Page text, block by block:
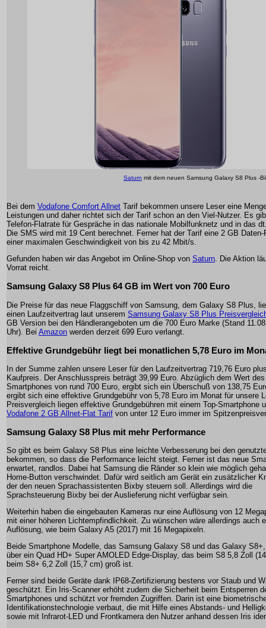
Saturn mit dem neuen Samsung Galaxy S8 Plus -
Bei dem Vodafone Comfort Allnet Tarif bekommen unsere Leser eine
Leistungen und daher richtet sich der Tarif schon an den Viel-Nutzer. Es
Telefon-Flatrate für Gespräche in das nationale Mobilfunknetz und in das
Die SMS wird mit 19 Cent berechnet. Ferner hat der Tarif eine 2 GB
einer maximalen Geschwindigkeit von bis zu 42 Mbit/s.
Gefunden haben wir das Angebot im Online-Shop von Saturn. Die Aktion
Vorrat reicht.
Samsung Galaxy S8 Plus 64 GB im Wert von 700 Euro
Die Preise für das neue Flaggschiff von Samsung, dem Galaxy S8 Plus,
einen Laufzeitvertrag laut unserem Samsung Galaxy S8 Plus
GB Version bei den Händlerangeboten um die 700 Euro Marke (Stand
Uhr). Bei Amazon werden derzeit 699 Euro verlangt.
Effektive Grundgebühr liegt bei monatlichen 5,78 Euro im
In der Summe zahlen unsere Leser für den Laufzeitvertrag 719,76 Euro
Kaufpreis. Der Anschlusspreis beträgt 39,99 Euro. Abzüglich dem Wert des
Smartphones von rund 700 Euro, ergibt sich ein Überschuß von 138,75
ergibt sich eine effektive Grundgebühr von 5,78 Euro im Monat für unsere
Preisvergleich liegen effektive Grundgebühren mit einem Top-Smartphone
Vodafone 2 GB Allnet-Flat Tarif von unter 12 Euro immer im
Samsung Galaxy S8 Plus mit mehr Performance
So gibt es beim Galaxy S8 Plus eine leichte Verbesserung bei den
bekommen, so dass die Performance leicht steigt. Ferner ist das neue
erwartet, randlos. Dabei hat Samsung die Ränder so klein wie möglich
Home-Button verschwindet. Dafür wird seitlich am Gerät ein zusätzlicher
der den neuen Sprachassistenten Bixby steuern soll. Allerdings wird die
Sprachsteuerung Bixby bei der Auslieferung nicht verfügbar sein.
Weiterhin haben die eingebauten Kameras nur eine Auflösung von 12
mit einer höheren Lichtempfindlichkeit. Zu wünschen wäre allerdings auch
Auflösung, wie beim Galaxy A5 (2017) mit 16 Megapixeln.
Beide Smartphone Modelle, das Samsung Galaxy S8 und das Galaxy
über ein Quad HD+ Super AMOLED Edge-Display, das beim S8 5,8 Zoll
beim S8+ 6,2 Zoll (15,7 cm) groß ist.
Ferner sind beide Geräte dank IP68-Zertifizierung bestens vor Staub und
geschützt. Ein Iris-Scanner erhöht zudem die Sicherheit beim Entsperren
Smartphones und schützt vor fremden Zugriffen. Darin ist eine
Identifikationstechnologie verbaut, die mit Hilfe eines Abstands- und
sowie mit Infrarot-LED und Frontkamera den Nutzer anhand dessen Iris